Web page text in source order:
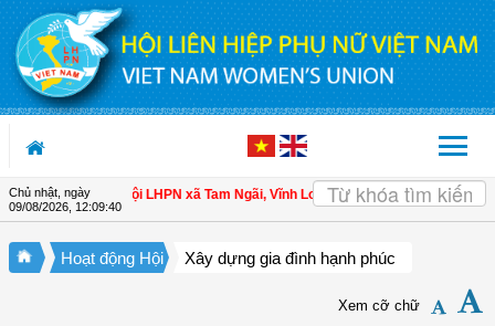
Truy cập nội dung luôn
Chủ nhật, ngày
09/08/2026, 12:09:41
hội viên | Hội LHPN xã Tam Ngãi, Vĩnh Long sơ kết công tác Hội và phong
Hoạt động Hội Xây dựng gia đình hạnh phúc
Xem cỡ chữ